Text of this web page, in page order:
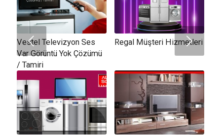
Vestel Televizyon Ses
Var Görüntü Yok Çözümü
/ Tamiri
Regal Müşteri Hizmetleri
Sonraki